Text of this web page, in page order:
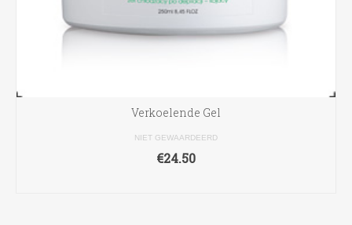
Verkoelende Gel
NIET GEWAARDEERD
€24.50